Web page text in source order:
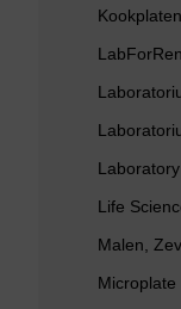
Life
Malen,